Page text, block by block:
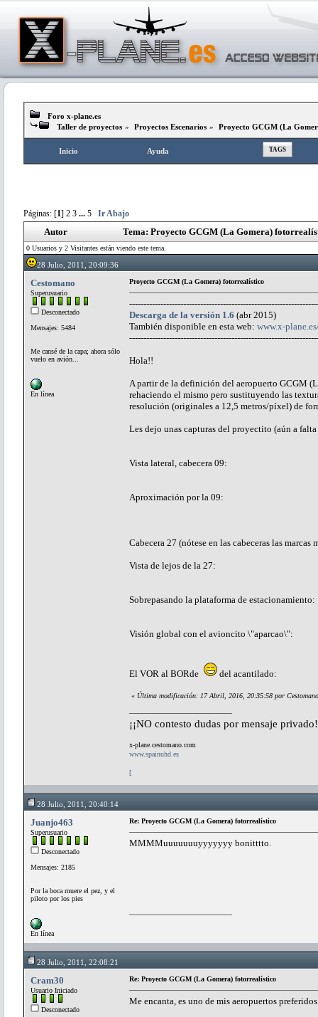
Foro x-plane.es
Taller de proyectos » Proyectos Escenarios » Proyecto GCGM (La
Inicio Ayuda TAGS
Páginas: [1] 2 3 ... 5 Ir Abajo
Autor Tema: Proyecto GCGM (La Gomera)
0 Usuarios y 2 Visitantes están viendo este tema.
28 Julio, 2011, 20:09:36
Cestomano
Superusuario
Desconectado
Mensajes: 5484
Me cansé de la capa; ahora sólo
vuelo en avión...
En línea
Proyecto GCGM (La Gomera) fotorrealístico
Descarga de la versión 1.6 (abr 2015)
También disponible en esta web: www.x-
Hola!!
A partir de la definición del aeropuerto GCGM
rehaciendo el mismo pero sustituyendo las
resolución (originales a 12,5 metros/píxel) de
Les dejo unas capturas del proyectito (aún a
Vista lateral, cabecera 09:
Aproximación por la 09:
Cabecera 27 (nótese en las cabeceras las
Vista de lejos de la 27:
Sobrepasando la plataforma de estacionamiento:
Visión global con el avioncito \"aparcao\":
El VOR al BORde del acantilado:
« Última modificación: 17 Abril, 2016, 20:35:58 por Cestomano
¡¡NO contesto dudas por mensaje
x-plane.cestomano.com
www.spainuhd.es
[
28 Julio, 2011, 20:40:14
Juanjo463
Superusuario
Desconectado
Mensajes: 2185
Por la boca muere el pez, y el
piloto por los pies
En línea
Re: Proyecto GCGM (La Gomera) fotorrealístico
MMMMuuuuuuuyyyyyyy bonitttto.
28 Julio, 2011, 22:08:21
Cram30
Usuario Iniciado
Desconectado
Re: Proyecto GCGM (La Gomera) fotorrealístico
Me encanta, es uno de mis aeropuertos